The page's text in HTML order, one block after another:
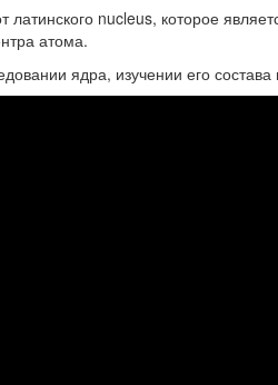
латинского nucleus, которое
атома.
ядра, изучении его